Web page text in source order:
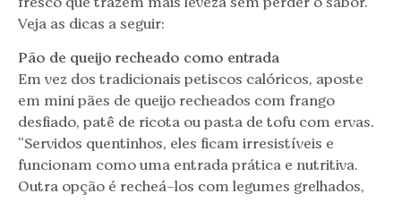
Veja as dicas a seguir:
Pão de queijo recheado como entrada
Em vez dos tradicionais petiscos calóricos, aposte
em mini pães de queijo recheados com frango
desfiado, patê de ricota ou pasta de tofu com ervas.
“Servidos quentinhos, eles ficam irresistíveis e
funcionam como uma entrada prática e nutritiva.
Outra opção é recheá-los com legumes grelhados,